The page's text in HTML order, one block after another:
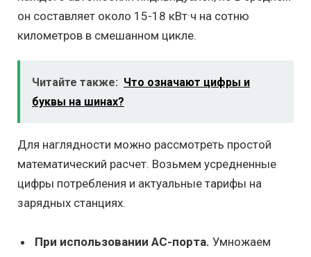
он составляет около 15-18 кВт·ч на сотню
километров в смешанном цикле.
Читайте также: Что означают цифры и
буквы на шинах?
Для наглядности можно рассмотреть простой
математический расчет. Возьмем усредненные
цифры потребления и актуальные тарифы на
зарядных станциях.
При использовании AC-порта. Умножаем